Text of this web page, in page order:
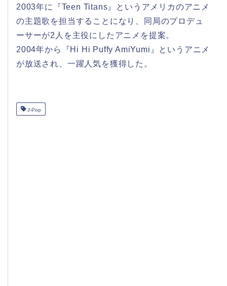
2003年に『Teen Titans』というアメリカのアニメ
の主題歌を担当することになり、同局のプロデュ
ーサーが2人を主役にしたアニメを提案。
2004年から『Hi Hi Puffy AmiYumi』というアニメ
が放送され、一躍人気を獲得した。
J-Pop